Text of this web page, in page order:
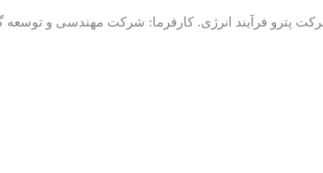
پترو فرآیند انرژی. کارفرما: شرکت مهندسی و توسعه